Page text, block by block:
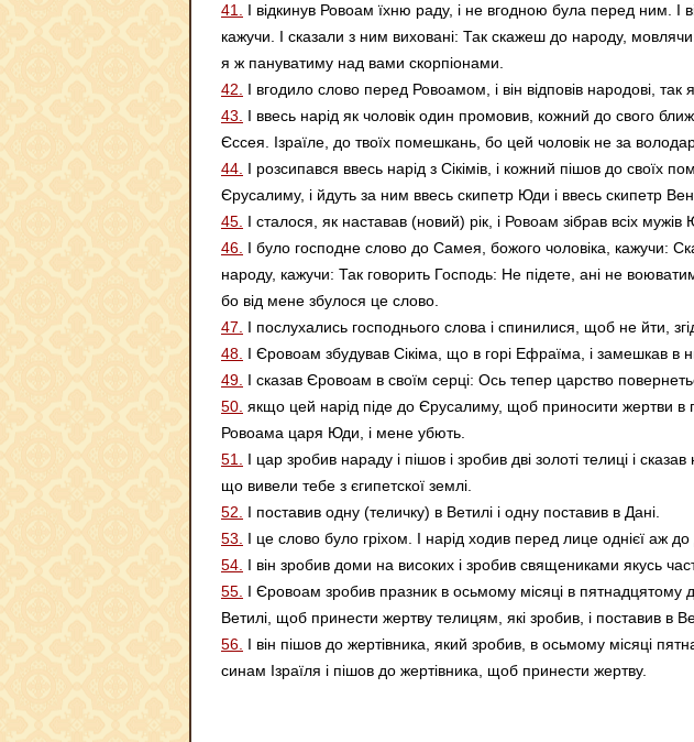
41.
І відкинув Ровоам їхню раду, і не вгодною була перед ним. І
кажучи. І сказали з ним виховані: Так скажеш до народу,
я ж пануватиму над вами скорпіонами.
42.
І вгодило слово перед Ровоамом, і він відповів народові,
43.
І ввесь нарід як чоловік один промовив, кожний до свого
Єссея. Ізраїле, до твоїх помешкань, бо цей чоловік не за
44. І розсипався ввесь нарід з Сікімів, і кожний пішов до своїх
Єрусалиму, і йдуть за ним ввесь скипетр Юди і ввесь скипетр
45. І сталося, як наставав (новий) рік, і Ровоам зібрав всіх
46. І було господне слово до Самея, божого чоловіка, кажучи:
народу, кажучи: Так говорить Господь: Не підете, ані не
бо від мене збулося це слово.
47.
І послухались господнього слова і спинилися, щоб не йти,
48. І Єровоам збудував Сікіма, що в горі Ефраїма, і замешкав в
49. І сказав Єровоам в своїм серці: Ось тепер царство
50. якщо цей нарід піде до Єрусалиму, щоб приносити жертви в
Ровоама царя Юди, і мене убють.
51.
І цар зробив нараду і пішов і зробив дві золоті телиці і
що вивели тебе з єгипетскої землі.
52.
І поставив одну (теличку) в Ветилі і одну поставив в Дані.
53.
І це слово було гріхом. І нарід ходив перед лице однієї аж до
54. І він зробив доми на високих і зробив священиками якусь
55. І Єровоам зробив празник в осьмому місяці в пятнадцятому
Ветилі, щоб принести жертву телицям, які зробив, і поставив в
56. І він пішов до жертівника, який зробив, в осьмому місяці
синам Ізраїля і пішов до жертівника, щоб принести жертву.